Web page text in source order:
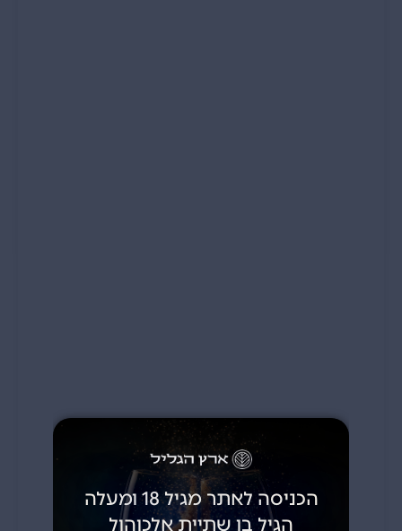
הכניסה לאתר מגיל 18 ומעלה
הגיל בו שתיית אלכוהול